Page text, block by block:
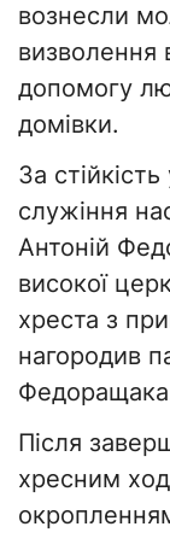
вознесли
визволення
допомогу
домівки.
За стійкість
служіння
Антоній
високої
хреста з
нагородив
Після
хресним